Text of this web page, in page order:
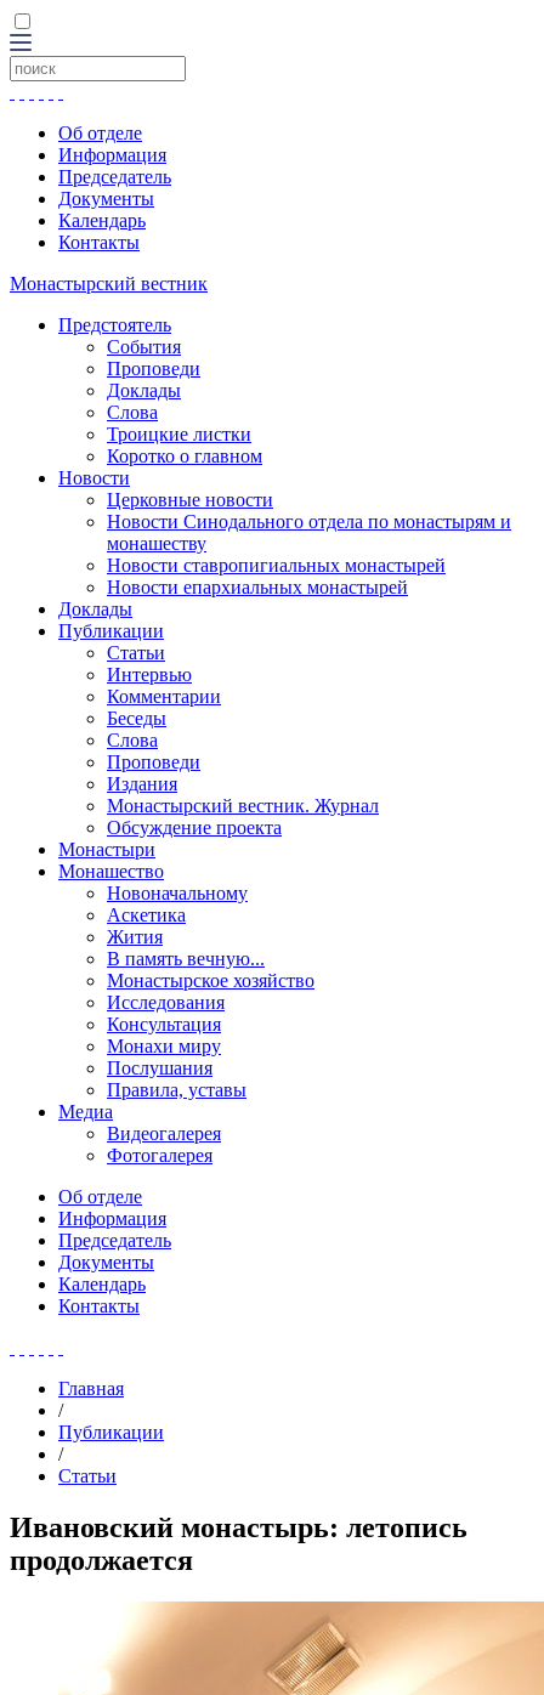
Об отделе
Информация
Председатель
Документы
Календарь
Контакты
Монастырский вестник
Предстоятель
События
Проповеди
Доклады
Слова
Троицкие листки
Коротко о главном
Новости
Церковные новости
Новости Синодального отдела по монастырям и
монашеству
Новости ставропигиальных монастырей
Новости епархиальных монастырей
Доклады
Публикации
Статьи
Интервью
Комментарии
Беседы
Слова
Проповеди
Издания
Монастырский вестник. Журнал
Обсуждение проекта
Монастыри
Монашество
Новоначальному
Аскетика
Жития
В память вечную...
Монастырское хозяйство
Исследования
Консультация
Монахи миру
Послушания
Правила, уставы
Медиа
Видеогалерея
Фотогалерея
Об отделе
Информация
Председатель
Документы
Календарь
Контакты
Главная
/
Публикации
/
Статьи
Ивановский монастырь: летопись
продолжается